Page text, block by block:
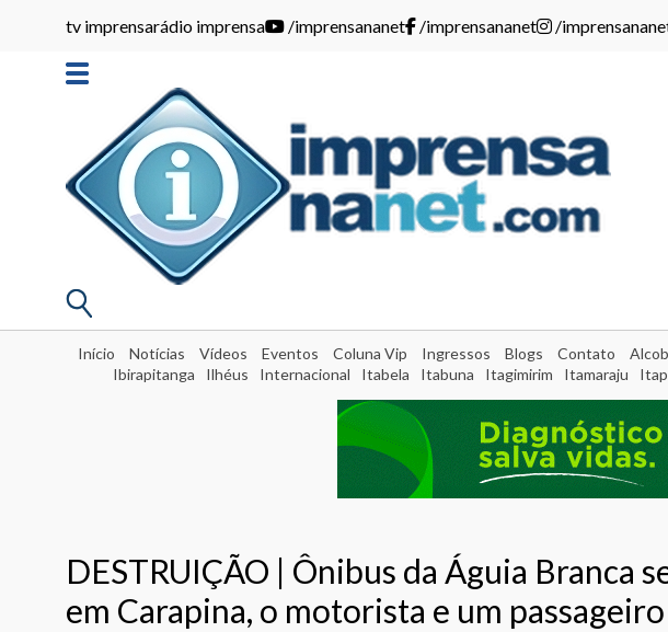
tv imprensarádio imprensa /imprensananet /imprensananet /
Início Notícias Vídeos Eventos Coluna Vip Ingressos Blogs Contato
Ibirapitanga
Ilhéus Internacional Itabela Itabuna Itagimirim Itamaraju
DESTRUIÇÃO | Ônibus da Águia Branca
em Carapina, o motorista e um